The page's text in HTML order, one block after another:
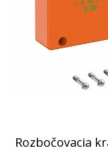
Rozbočovacia